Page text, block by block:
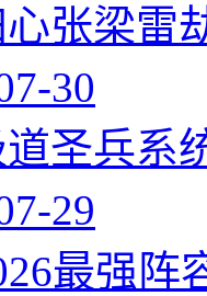
张梁雷
30
圣兵系
29
最强